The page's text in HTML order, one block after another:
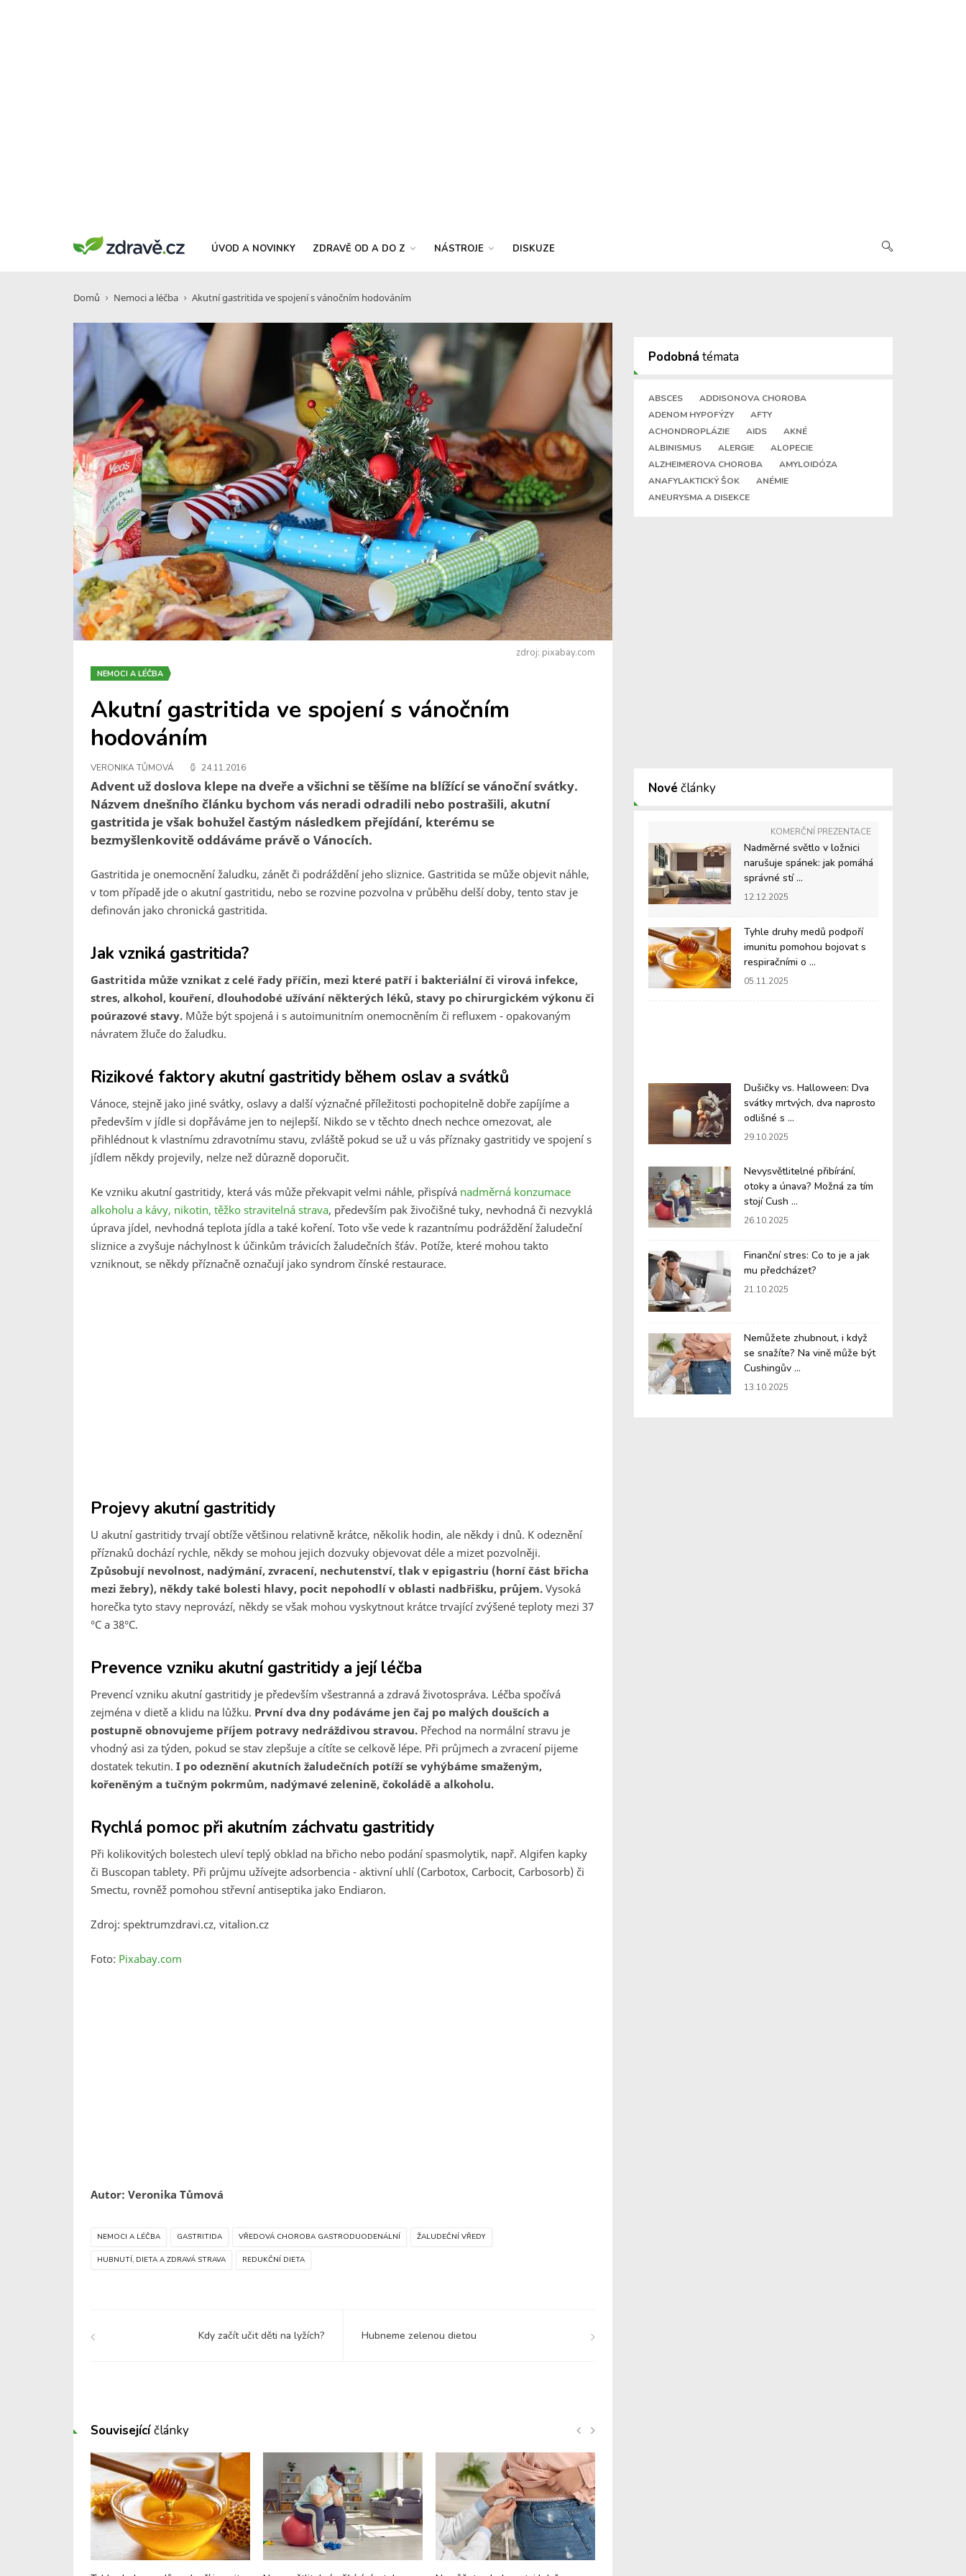
ÚVOD A NOVINKY ZDRAVĚ OD A DO Z NÁSTROJE DISKUZE
Domů Nemoci a léčba Akutní gastritida ve spojení s vánočním hodováním
zdroj: pixabay.com
NEMOCI A LÉČBA
Akutní gastritida ve spojení s vánočním
hodováním
VERONIKA TŮMOVÁ 24.11.2016
Advent už doslova klepe na dveře a všichni se těšíme na blížící se vánoční svátky.
Názvem dnešního článku bychom vás neradi odradili nebo postrašili, akutní
gastritida je však bohužel častým následkem přejídání, kterému se
bezmyšlenkovitě oddáváme právě o Vánocích.
Gastritida je onemocnění žaludku, zánět či podráždění jeho sliznice. Gastritida se může objevit náhle,
v tom případě jde o akutní gastritidu, nebo se rozvine pozvolna v průběhu delší doby, tento stav je
definován jako chronická gastritida.
Jak vzniká gastritida?
Gastritida může vznikat z celé řady příčin, mezi které patří i bakteriální či virová infekce,
stres, alkohol, kouření, dlouhodobé užívání některých léků, stavy po chirurgickém výkonu či
poúrazové stavy. Může být spojená i s autoimunitním onemocněním či refluxem - opakovaným
návratem žluče do žaludku.
Rizikové faktory akutní gastritidy během oslav a svátků
Vánoce, stejně jako jiné svátky, oslavy a další význačné příležitosti pochopitelně dobře zapíjíme a
především v jídle si dopřáváme jen to nejlepší. Nikdo se v těchto dnech nechce omezovat, ale
přihlédnout k vlastnímu zdravotnímu stavu, zvláště pokud se už u vás příznaky gastritidy ve spojení s
jídlem někdy projevily, nelze než důrazně doporučit.
Ke vzniku akutní gastritidy, která vás může překvapit velmi náhle, přispívá nadměrná konzumace
alkoholu a kávy, nikotin, těžko stravitelná strava, především pak živočišné tuky, nevhodná či nezvyklá
úprava jídel, nevhodná teplota jídla a také koření. Toto vše vede k razantnímu podráždění žaludeční
sliznice a zvyšuje náchylnost k účinkům trávicích žaludečních šťáv. Potíže, které mohou takto
vzniknout, se někdy příznačně označují jako syndrom čínské restaurace.
Projevy akutní gastritidy
U akutní gastritidy trvají obtíže většinou relativně krátce, několik hodin, ale někdy i dnů. K odeznění
příznaků dochází rychle, někdy se mohou jejich dozvuky objevovat déle a mizet pozvolněji.
Způsobují nevolnost, nadýmání, zvracení, nechutenství, tlak v epigastriu (horní část břicha
mezi žebry), někdy také bolesti hlavy, pocit nepohodlí v oblasti nadbřišku, průjem. Vysoká
horečka tyto stavy neprovází, někdy se však mohou vyskytnout krátce trvající zvýšené teploty mezi 37
°C a 38°C.
Prevence vzniku akutní gastritidy a její léčba
Prevencí vzniku akutní gastritidy je především všestranná a zdravá životospráva. Léčba spočívá
zejména v dietě a klidu na lůžku. První dva dny podáváme jen čaj po malých doušcích a
postupně obnovujeme příjem potravy nedráždivou stravou. Přechod na normální stravu je
vhodný asi za týden, pokud se stav zlepšuje a cítíte se celkově lépe. Při průjmech a zvracení pijeme
dostatek tekutin. I po odeznění akutních žaludečních potíží se vyhýbáme smaženým,
kořeněným a tučným pokrmům, nadýmavé zelenině, čokoládě a alkoholu.
Rychlá pomoc při akutním záchvatu gastritidy
Při kolikovitých bolestech uleví teplý obklad na břicho nebo podání spasmolytik, např. Algifen kapky
či Buscopan tablety. Při průjmu užívejte adsorbencia - aktivní uhlí (Carbotox, Carbocit, Carbosorb) či
Smectu, rovněž pomohou střevní antiseptika jako Endiaron.
Zdroj: spektrumzdravi.cz, vitalion.cz
Foto: Pixabay.com
Autor: Veronika Tůmová
NEMOCI A LÉČBA GASTRITIDA VŘEDOVÁ CHOROBA GASTRODUODENÁLNÍ ŽALUDEČNÍ VŘEDY
HUBNUTÍ, DIETA A ZDRAVÁ STRAVA REDUKČNÍ DIETA
Kdy začít učit děti na lyžích? Hubneme zelenou dietou
Podobná témata
ABSCES
ADDISONOVA CHOROBA
ADENOM HYPOFÝZY
AFTY
ACHONDROPLÁZIE
AIDS
AKNÉ
ALBINISMUS
ALERGIE
ALOPECIE
ALZHEIMEROVA CHOROBA
AMYLOIDÓZA
ANAFYLAKTICKÝ ŠOK
ANÉMIE
ANEURYSMA A DISEKCE
Nové články
KOMERČNÍ PREZENTACE
Nadměrné světlo v ložnici
narušuje spánek: jak pomáhá
správné stí ...
12.12.2025
Tyhle druhy medů podpoří
imunitu pomohou bojovat s
respiračními o ...
05.11.2025
Dušičky vs. Halloween: Dva
svátky mrtvých, dva naprosto
odlišné s ...
29.10.2025
Nevysvětlitelné přibírání,
otoky a únava? Možná za tím
stojí Cush ...
26.10.2025
Finanční stres: Co to je a jak
mu předcházet?
21.10.2025
Nemůžete zhubnout, i když
se snažíte? Na vině může být
Cushingův ...
13.10.2025
Souvisejícíčlánky